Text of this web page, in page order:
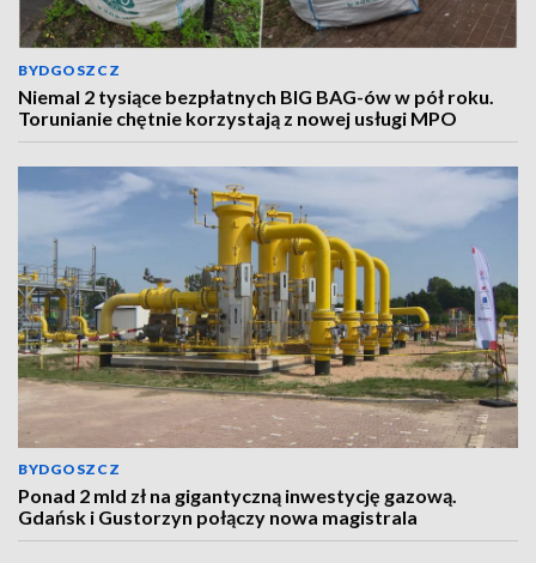
BYDGOSZCZ
Niemal 2 tysiące bezpłatnych BIG BAG-ów w pół roku.
Torunianie chętnie korzystają z nowej usługi MPO
BYDGOSZCZ
Ponad 2 mld zł na gigantyczną inwestycję gazową.
Gdańsk i Gustorzyn połączy nowa magistrala